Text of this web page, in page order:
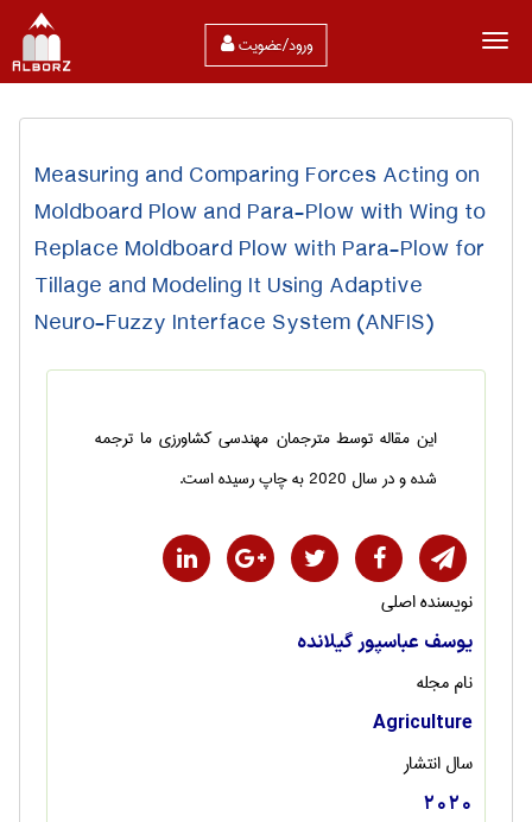
ورود/عضویت
Measuring and Comparing Forces Acting on
Moldboard Plow and Para-Plow with Wing to
Replace Moldboard Plow with Para-Plow for
Tillage and Modeling It Using Adaptive
Neuro-Fuzzy Interface System (ANFIS)
این مقاله توسط مترجمان مهندسی کشاورزی ما ترجمه
شده و در سال 2020 به چاپ رسیده است.
نویسنده اصلی
یوسف عباسپور گیلانده
نام مجله
Agriculture
سال انتشار
2020